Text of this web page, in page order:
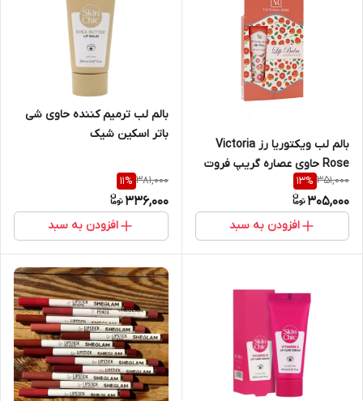
بالم لب ویکتوریا رز Victoria
Rose حاوی عصاره گریپ فروت
حجم 15 میلی لیتر
351,000
13%
305,000
افزودن به سبد
بالم لب ترمیم کننده حاوی شی
باتر اسکین شیک
381,000
11%
336,000
افزودن به سبد